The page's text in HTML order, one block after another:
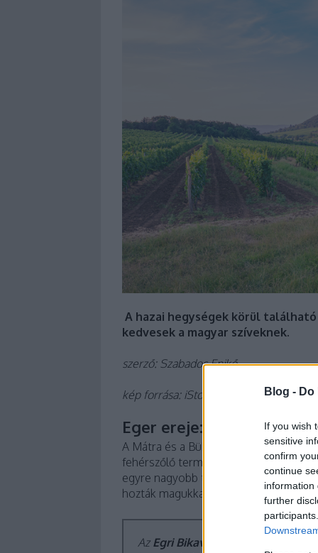
Blog -
If you wish
sensitive
confirm
continue
information
further
A hazai hegységek körül
kedvesek a magyar szíveknek.
szerző: Szabados Enikő
kép forrása: iStock
Eger ereje: a bikavér újra
A Mátra és a Bükk-hegység között
fehérszőlő termesztésének
egyre nagyobb teret hódítottak meg
hozták magukkal a héjon erjesztéses
Az Egri Bikavér